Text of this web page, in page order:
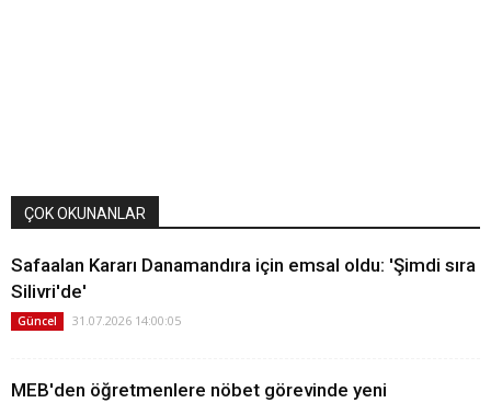
ÇOK OKUNANLAR
Safaalan Kararı Danamandıra için emsal oldu: 'Şimdi sıra
Silivri'de'
Güncel 31.07.2026 14:00:05
MEB'den öğretmenlere nöbet görevinde yeni